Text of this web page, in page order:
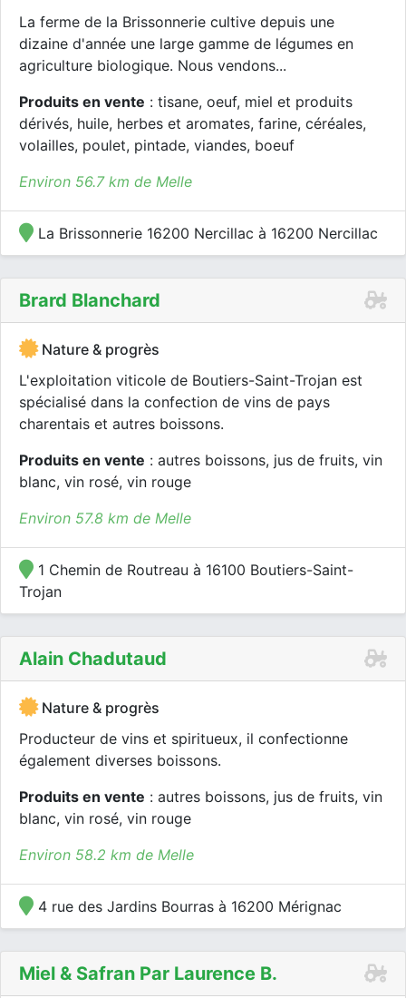
La ferme de la Brissonnerie cultive depuis une
dizaine d'année une large gamme de légumes en
agriculture biologique. Nous vendons...
Produits en vente : tisane, oeuf, miel et produits
dérivés, huile, herbes et aromates, farine, céréales,
volailles, poulet, pintade, viandes, boeuf
Environ 56.7 km de Melle
La Brissonnerie 16200 Nercillac à 16200 Nercillac
Brard Blanchard
Nature & progrès
L'exploitation viticole de Boutiers-Saint-Trojan est
spécialisé dans la confection de vins de pays
charentais et autres boissons.
Produits en vente : autres boissons, jus de fruits, vin
blanc, vin rosé, vin rouge
Environ 57.8 km de Melle
1 Chemin de Routreau à 16100 Boutiers-Saint-
Trojan
Alain Chadutaud
Nature & progrès
Producteur de vins et spiritueux, il confectionne
également diverses boissons.
Produits en vente : autres boissons, jus de fruits, vin
blanc, vin rosé, vin rouge
Environ 58.2 km de Melle
4 rue des Jardins Bourras à 16200 Mérignac
Miel & Safran Par Laurence B.